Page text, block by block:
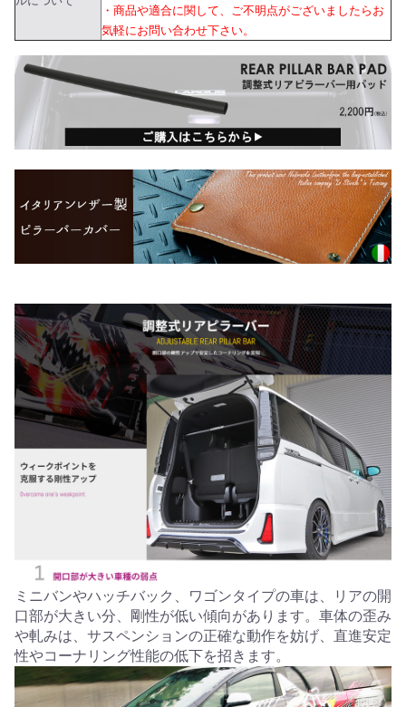
・商品や適合に関して、ご不明点がございましたらお
気軽にお問い合わせ下さい。
ミニバンやハッチバック、ワゴンタイプの車は、リアの開
口部が大きい分、剛性が低い傾向があります。車体の歪み
や軋みは、サスペンションの正確な動作を妨げ、直進安定
性やコーナリング性能の低下を招きます。